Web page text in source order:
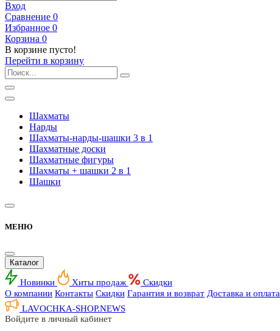
Вход
Сравнение 0
Избранное 0
Корзина 0
В корзине пусто!
Перейти в корзину
Шахматы
Нарды
Шахматы-нарды-шашки 3 в 1
Шахматные доски
Шахматные фигуры
Шахматы + шашки 2 в 1
Шашки
МЕНЮ
Каталог
Новинки Хиты продаж
Скидки
О компании Контакты Скидки Гарантия и возврат Доставка и оплата
LAVOCHKA-SHOP.NEWS
Войдите в личный кабинет